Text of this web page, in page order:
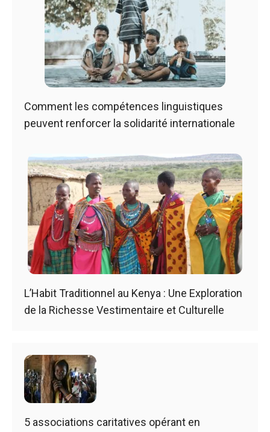
Comment les compétences linguistiques
peuvent renforcer la solidarité internationale
L’Habit Traditionnel au Kenya : Une Exploration
de la Richesse Vestimentaire et Culturelle
5 associations caritatives opérant en